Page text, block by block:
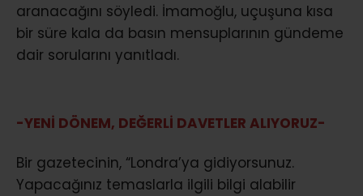
aranacağını söyledi. İmamoğlu, uçuşuna kısa
bir süre kala da basın mensuplarının gündeme
dair sorularını yanıtladı.
-YENİ DÖNEM, DEĞERLİ DAVETLER ALIYORUZ-
Bir gazetecinin, “Londra’ya gidiyorsunuz.
Yapacağınız temaslarla ilgili bilgi alabilir